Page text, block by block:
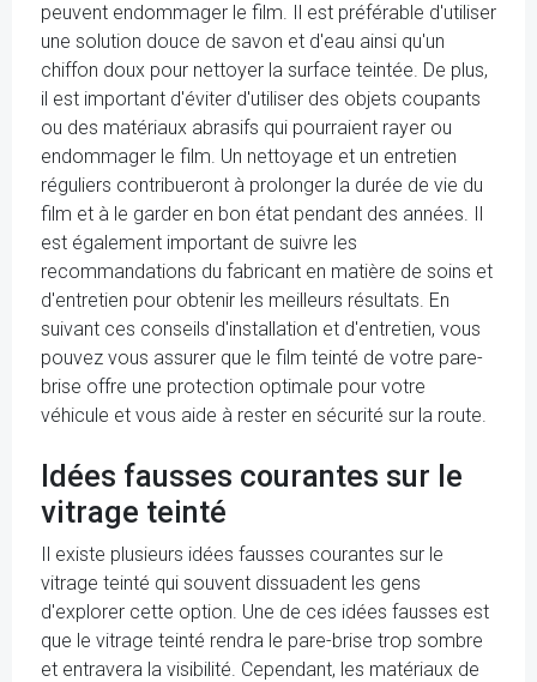
peuvent endommager le film. Il est préférable d'utiliser
une solution douce de savon et d'eau ainsi qu'un
chiffon doux pour nettoyer la surface teintée. De plus,
il est important d'éviter d'utiliser des objets coupants
ou des matériaux abrasifs qui pourraient rayer ou
endommager le film. Un nettoyage et un entretien
réguliers contribueront à prolonger la durée de vie du
film et à le garder en bon état pendant des années. Il
est également important de suivre les
recommandations du fabricant en matière de soins et
d'entretien pour obtenir les meilleurs résultats. En
suivant ces conseils d'installation et d'entretien, vous
pouvez vous assurer que le film teinté de votre pare-
brise offre une protection optimale pour votre
véhicule et vous aide à rester en sécurité sur la route.
Idées fausses courantes sur le
vitrage teinté
Il existe plusieurs idées fausses courantes sur le
vitrage teinté qui souvent dissuadent les gens
d'explorer cette option. Une de ces idées fausses est
que le vitrage teinté rendra le pare-brise trop sombre
et entravera la visibilité. Cependant, les matériaux de